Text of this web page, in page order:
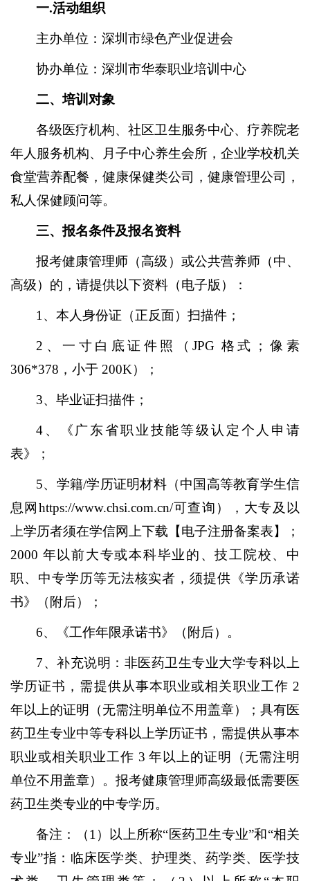
一.活动组织
主办单位：深圳市绿色产业促进会
协办单位：深圳市华泰职业培训中心
二、培训对象
各级医疗机构、社区卫生服务中心、疗养院老
年人服务机构、月子中心养生会所，企业学校机关
食堂营养配餐，健康保健类公司，健康管理公司，
私人保健顾问等。
三、报名条件及报名资料
报考健康管理师（高级）或公共营养师（中、
高级）的，请提供以下资料（电子版）：
1、本人身份证（正反面）扫描件；
2、一寸白底证件照（JPG 格式；像素
306*378，小于 200K）；
3、毕业证扫描件；
4、《广东省职业技能等级认定个人申请
表》；
5、学籍/学历证明材料（中国高等教育学生信
息网https://www.chsi.com.cn/可查询），大专及以
上学历者须在学信网上下载【电子注册备案表】；
2000 年以前大专或本科毕业的、技工院校、中
职、中专学历等无法核实者，须提供《学历承诺
书》（附后）；
6、《工作年限承诺书》（附后）。
7、补充说明：非医药卫生专业大学专科以上
学历证书，需提供从事本职业或相关职业工作 2
年以上的证明（无需注明单位不用盖章）；具有医
药卫生专业中等专科以上学历证书，需提供从事本
职业或相关职业工作 3 年以上的证明（无需注明
单位不用盖章）。报考健康管理师高级最低需要医
药卫生类专业的中专学历。
备注：（1）以上所称“医药卫生专业”和“相关
专业”指：临床医学类、护理类、药学类、医学技